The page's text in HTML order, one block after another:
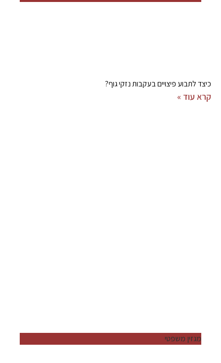
כיצד לתבוע פיצויים בעקבות נזקי גוף?
קרא עוד »
מגזין משפטי